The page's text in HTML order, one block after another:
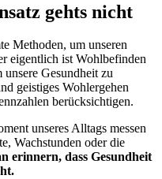
gehts nicht
Methoden, um unseren
eigentlich ist Wohlbefinden
Gesundheit zu
geistiges Wohlergehen
berücksichtigen.
unseres Alltags messen
Wachstunden oder die
erinnern, dass Gesundheit